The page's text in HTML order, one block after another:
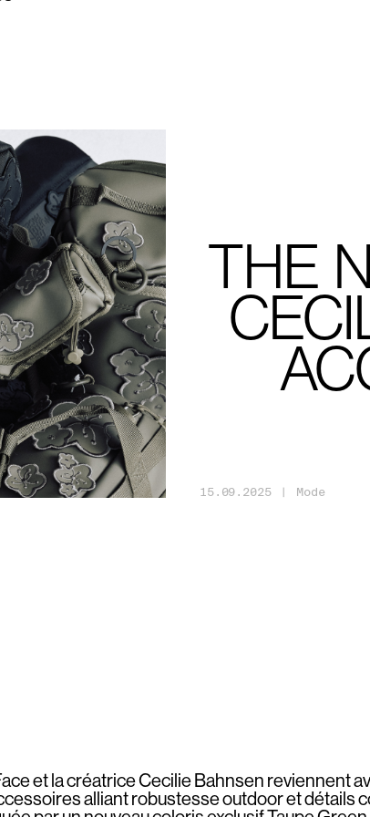
THE
15. 09 . 2025 | Mode
et la créatrice Cecilie Bahnsen reviennent
alliant robustesse outdoor et détails